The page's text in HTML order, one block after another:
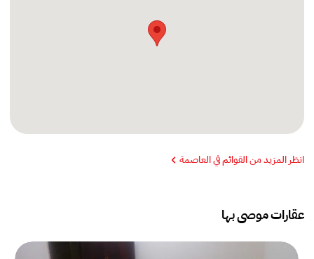
انظر المزيد من القوائم في العاصمة
عقارات موصى بها